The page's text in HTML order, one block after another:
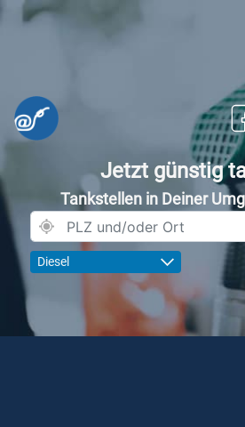
Jetzt günstig
Tankstellen in Deiner
Diesel